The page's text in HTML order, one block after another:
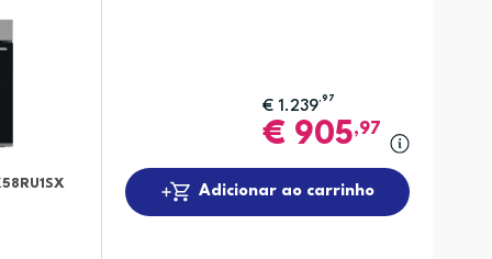
€ 1.239 ,97
€ 905,97
Adicionar ao carrinho